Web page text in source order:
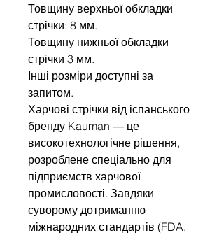
Товщину верхньої обкладки
стрічки: 8 мм.
Товщину нижньої обкладки
стрічки 3 мм.
Інші розміри доступні за
запитом.
Харчові стрічки від іспанського
бренду Kauman — це
високотехнологічне рішення,
розроблене спеціально для
підприємств харчової
промисловості. Завдяки
суворому дотриманню
міжнародних стандартів (FDA,